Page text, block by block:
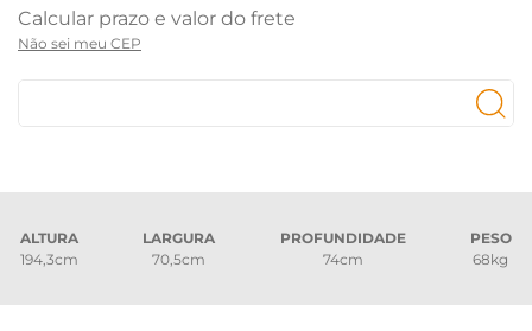
Não sei meu CEP
ALTURA
194,3cm
LARGURA
70,5cm
PROFUNDIDADE
74cm
PESO
68kg